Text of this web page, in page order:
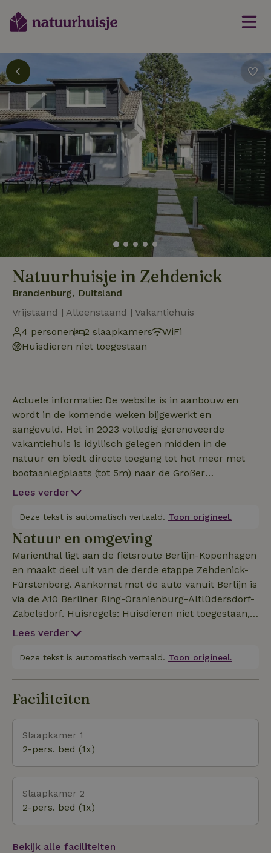
Natuurhuisje in Zehdenick
Brandenburg, Duitsland
Vrijstaand | Alleenstaand | Vakantiehuis
4 personen
2 slaapkamers
WiFi
Huisdieren niet toegestaan
Actuele informatie: De website is in aanbouw en
wordt in de komende weken bijgewerkt en
aangevuld. Het in 2023 volledig gerenoveerde
vakantiehuis is idyllisch gelegen midden in de
natuur en biedt directe toegang tot het meer met
bootaanlegplaats (tot 5m) naar de Großer
Wentowsee. De accommodatie beschikt over twee
ruimte voor fietsen, waterfietsen, SUP's en/of
sportuitrusting die u meebrengt. In de tuin kunt u
ontspannende uren doorbrengen op de ligstoelen,
barbecueën met vrienden of de avond afsluiten met
een glas rode wijn bij de vuurschaal met uitzicht op
de Wentowsee. De accommodatie is volledig
ingericht en nodigt uit tot een gezellige vakantie,
waarbij het interieur is ontworpen met een
maritieme flair. Bovendien kunt u samen met uw
Lees verder
Deze tekst is automatisch vertaald. Toon origineel.
Natuur en omgeving
Marienthal ligt aan de fietsroute Berlijn-Kopenhagen
en maakt deel uit van de derde etappe Zehdenick-
Fürstenberg. Aankomst met de auto vanuit Berlijn is
via de A10 Berliner Ring-Oranienburg-Altlüdersdorf-
Zabelsdorf. Huisregels: Huisdieren niet toegestaan,
niet-roken huis, het huis wordt door een particulier
Lees verder
Deze tekst is automatisch vertaald. Toon origineel.
Faciliteiten
Slaapkamer 1
2-pers. bed (1x)
Slaapkamer 2
2-pers. bed (1x)
Bekijk alle faciliteiten